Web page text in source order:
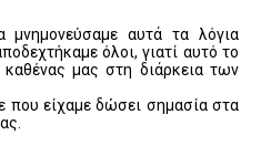
αυτά τα λόγια
όλοι, γιατί αυτό το
μας στη διάρκεια των
που είχαμε δώσει σημασία στα